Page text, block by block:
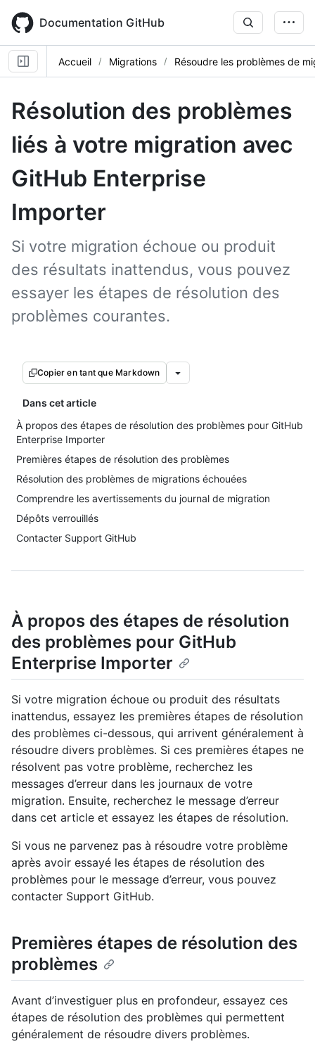
main
content
Documentation GitHub
Accueil Migrations Résoudre les problèmes de
Résolution des problèmes
liés à votre migration avec
GitHub Enterprise
Importer
Si votre migration échoue ou produit
des résultats inattendus, vous pouvez
essayer les étapes de résolution des
problèmes courantes.
Copier en tant que Markdown
Dans cet article
À propos des étapes de résolution des problèmes pour GitHub
Enterprise Importer
Premières étapes de résolution des problèmes
Résolution des problèmes de migrations échouées
Comprendre les avertissements du journal de migration
Dépôts verrouillés
Contacter Support GitHub
À propos des étapes de résolution
des problèmes pour GitHub
Enterprise Importer
Si votre migration échoue ou produit des résultats
inattendus, essayez les premières étapes de résolution
des problèmes ci-dessous, qui arrivent généralement à
résoudre divers problèmes. Si ces premières étapes ne
résolvent pas votre problème, recherchez les
messages d’erreur dans les journaux de votre
migration. Ensuite, recherchez le message d’erreur
dans cet article et essayez les étapes de résolution.
Si vous ne parvenez pas à résoudre votre problème
après avoir essayé les étapes de résolution des
problèmes pour le message d’erreur, vous pouvez
contacter Support GitHub.
Premières étapes de résolution des
problèmes
Avant d’investiguer plus en profondeur, essayez ces
étapes de résolution des problèmes qui permettent
généralement de résoudre divers problèmes.